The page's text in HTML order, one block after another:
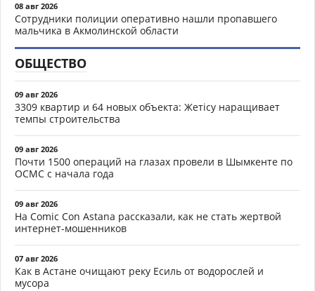
08 авг 2026
Сотрудники полиции оперативно нашли пропавшего
мальчика в Акмолинской области
ОБЩЕСТВО
09 авг 2026
3309 квартир и 64 новых объекта: Жетісу наращивает
темпы строительства
09 авг 2026
Почти 1500 операций на глазах провели в Шымкенте по
ОСМС с начала года
09 авг 2026
На Comic Con Astana рассказали, как не стать жертвой
интернет-мошенников
07 авг 2026
Как в Астане очищают реку Есиль от водорослей и
мусора